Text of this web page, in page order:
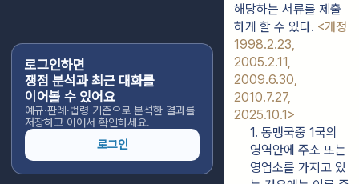
로그인하면
쟁점 분석과 최근 대화를
이어볼 수 있어요
예규·판례·법령 기준으로 분석한 결과를
저장하고 이어서 확인하세요.
로그인
해당하는 서류를 제출
하게 할 수 있다. <개정
1998.2.23,
2005.2.11,
2009.6.30,
2010.7.27,
2025.10.1>
1. 동맹국중 1국의
영역안에 주소 또는
영업소를 가지고 있